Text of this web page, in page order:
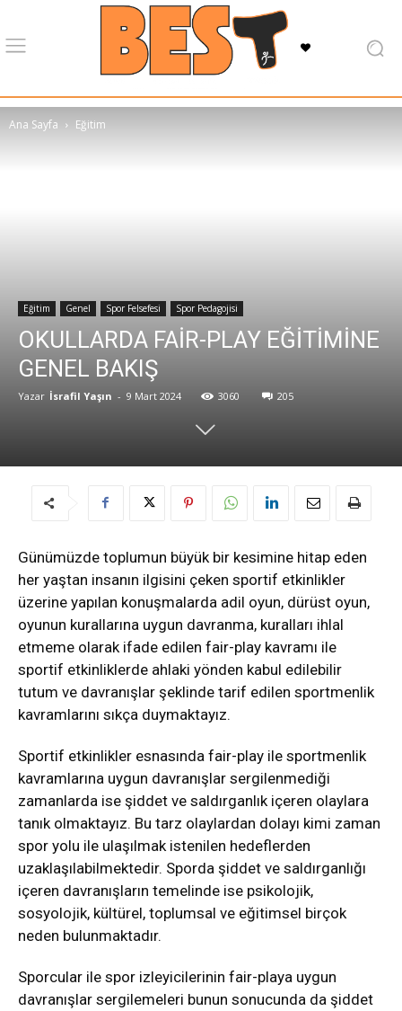
Ana Sayfa Eğitim
Eğitim Genel Spor Felsefesi Spor Pedagojisi
OKULLARDA FAİR-PLAY EĞİTİMİNE
GENEL BAKIŞ
Yazar İsrafil Yaşın - 9 Mart 2024 3060 205
Günümüzde toplumun büyük bir kesimine hitap eden
her yaştan insanın ilgisini çeken sportif etkinlikler
üzerine yapılan konuşmalarda adil oyun, dürüst oyun,
oyunun kurallarına uygun davranma, kuralları ihlal
etmeme olarak ifade edilen fair-play kavramı ile
sportif etkinliklerde ahlaki yönden kabul edilebilir
tutum ve davranışlar şeklinde tarif edilen sportmenlik
kavramlarını sıkça duymaktayız.
Sportif etkinlikler esnasında fair-play ile sportmenlik
kavramlarına uygun davranışlar sergilenmediği
zamanlarda ise şiddet ve saldırganlık içeren olaylara
tanık olmaktayız. Bu tarz olaylardan dolayı kimi zaman
spor yolu ile ulaşılmak istenilen hedeflerden
uzaklaşılabilmektedir. Sporda şiddet ve saldırganlığı
içeren davranışların temelinde ise psikolojik,
sosyolojik, kültürel, toplumsal ve eğitimsel birçok
neden bulunmaktadır.
Sporcular ile spor izleyicilerinin fair-playa uygun
davranışlar sergilemeleri bunun sonucunda da şiddet